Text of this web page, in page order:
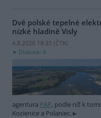
Dvě polské tepelné
nízké hladině Visly
4.8.2026 18:35 (ČTK)
Diskuse: 4
agentura PAP, podle níž k
Kozienice a Polaniec.